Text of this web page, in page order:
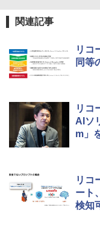
関連記事
リコ
同等
リコ
AIソ
m」
リコ
ート
検知